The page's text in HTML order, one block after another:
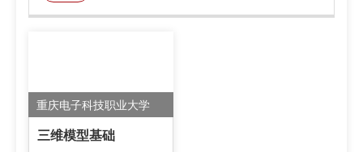
重庆电子科技职业大学
三维模型基础